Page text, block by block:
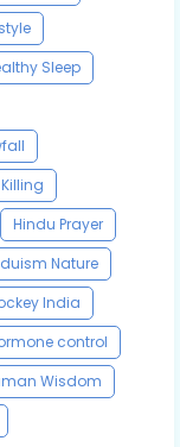
Sleep
Hindu Prayer
Nature
India
control
Wisdom